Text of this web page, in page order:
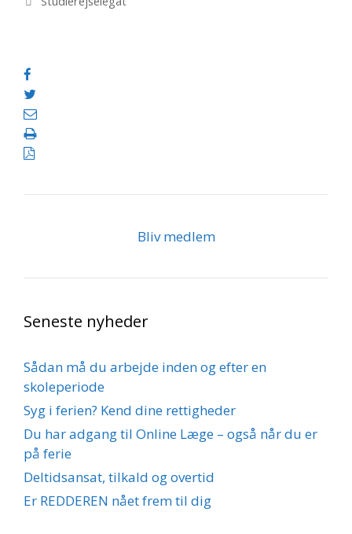
Bliv medlem
Seneste nyheder
Sådan må du arbejde inden og efter en
skoleperiode
Syg i ferien? Kend dine rettigheder
Du har adgang til Online Læge – også når du er
på ferie
Deltidsansat, tilkald og overtid
Er REDDEREN nået frem til dig